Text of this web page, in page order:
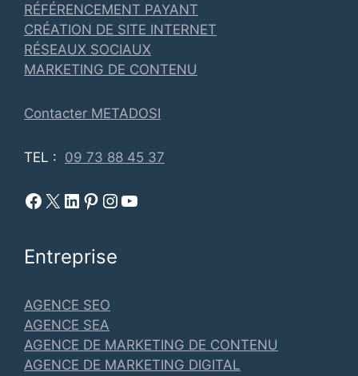
RÉFÉRENCEMENT PAYANT
CRÉATION DE SITE INTERNET
RÉSEAUX SOCIAUX
MARKETING DE CONTENU
Contacter METADOSI
TEL : 09 73 88 45 37
Facebook Metadosi
Metadosi est sur X Metadosi sur Linkedin
Metadosi sur Pinterest
Metadosi sur Instagram
Metadosi sur Youtube
Entreprise
AGENCE SEO
AGENCE SEA
AGENCE DE MARKETING DE CONTENU
AGENCE DE MARKETING DIGITAL